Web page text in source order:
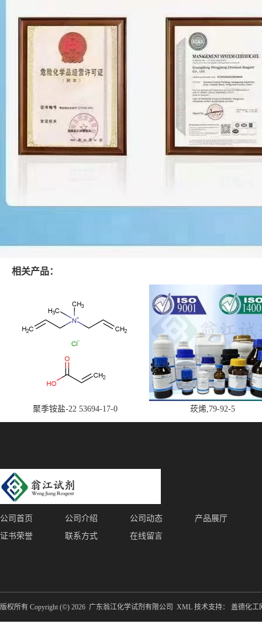
相关产品：
聚季铵盐-22 53694-17-0 莰烯,79-92-5
公司首页 公司介绍 公司动态
产品展厅
证书荣誉
联系方式 在线留言
版权所有 Copyright (©) 2026 广东翁江化学试剂有限公司 XML 技术支持： 盖德化工